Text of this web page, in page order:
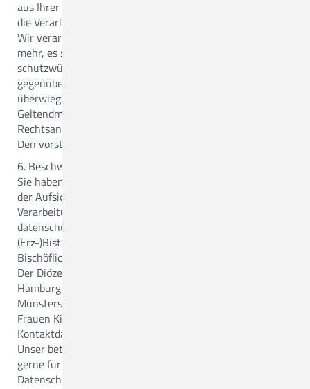
aus Ihrer besonderen Situation ergeben, jederzeit gegen
die Verarbeitung Widerspruch einzulegen.
Wir verarbeiten die personenbezogenen Daten dann nicht
mehr, es sei denn, es liegen nachweisbar zwingende
schutzwürdige Gründe für die Verarbeitung vor, die
gegenüber Ihren Interessen, Rechten und Freiheiten
überwiegen, oder die Verarbeitung dient der
Geltendmachung, Ausübung oder Verteidigung von
Rechtsansprüchen.
Den vorstehenden Absatz in Fettdruck einfügen!
6. Beschwerderecht bei der Aufsichtsbehörde
Sie haben gem. § 48 KDG das Recht auf Beschwerde bei
der Aufsichtsbehörde, wenn Sie der Ansicht sind, dass die
Verarbeitung der Sie betreffenden Daten gegen
datenschutzrechtliche Bestimmungen verstößt. Für die
(Erz-)Bistümer Hamburg, Hildesheim, Osnabrück und des
Bischöflich Münsterschen Offizialats in Vechta i.O. ist dies:
Der Diözesandatenschutzbeauftragte der (Erz-)Bistümer
Hamburg, Hildesheim, Osnabrück und des Bischöflich
Münsterschen Offizialats in Vechta i.O., Unser Lieben
Frauen Kirchhof 20, 28195 Bremen.
Kontaktdaten des Datenschutzbeauftragten
Unser betrieblicher Datenschutzbeauftragter steht Ihnen
gerne für Auskünfte oder Anregungen zum Thema
Datenschutz zur Verfügung: